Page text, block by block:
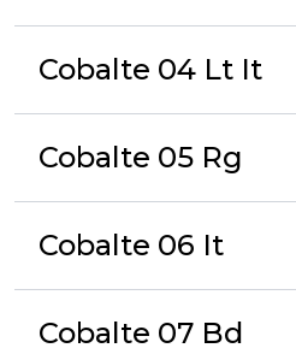
Cobalte 04 Lt It
Cobalte 05 Rg
Cobalte 06 It
Cobalte 07 Bd